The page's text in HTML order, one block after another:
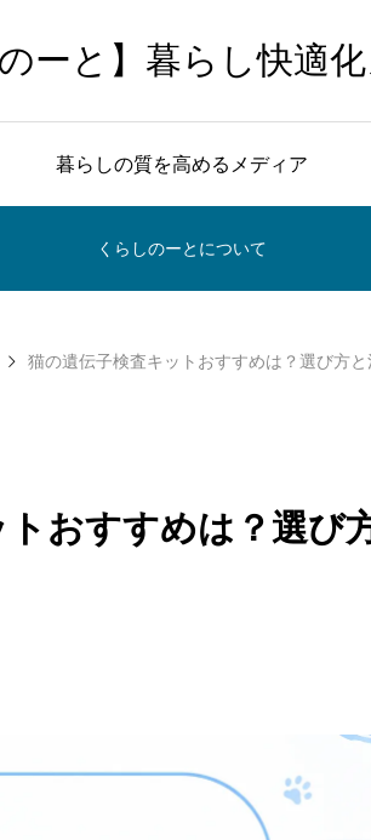
のーと】暮らし快適
暮らしの質を高めるメディア
くらしのーとについて
猫の遺伝子検査キットおすすめは？選び方と
おすすめは？選び